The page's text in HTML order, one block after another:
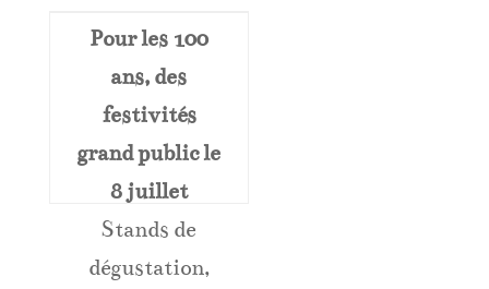
Pour les 100
ans, des
festivités
grand public le
8 juillet
Stands de
dégustation,